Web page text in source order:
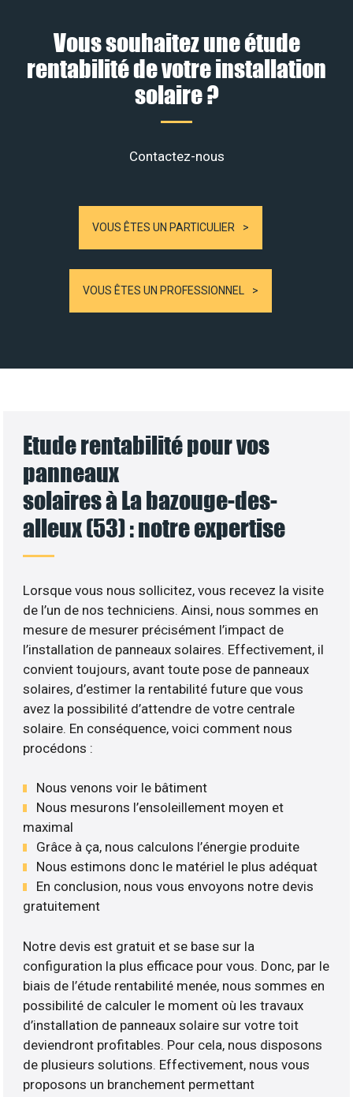
Vous souhaitez une étude
rentabilité de votre installation
solaire ?
Contactez-nous
VOUS ÊTES UN PARTICULIER
VOUS ÊTES UN PROFESSIONNEL
Etude rentabilité pour vos
panneaux
solaires à La bazouge-des-
alleux (53) : notre expertise
Lorsque vous nous sollicitez, vous recevez la visite
de l’un de nos techniciens. Ainsi, nous sommes en
mesure de mesurer précisément l’impact de
l’installation de panneaux solaires. Effectivement, il
convient toujours, avant toute pose de panneaux
solaires, d’estimer la rentabilité future que vous
avez la possibilité d’attendre de votre centrale
solaire. En conséquence, voici comment nous
procédons :
Nous venons voir le bâtiment
Nous mesurons l’ensoleillement moyen et
maximal
Grâce à ça, nous calculons l’énergie produite
Nous estimons donc le matériel le plus adéquat
En conclusion, nous vous envoyons notre devis
gratuitement
Notre devis est gratuit et se base sur la
configuration la plus efficace pour vous. Donc, par le
biais de l’étude rentabilité menée, nous sommes en
possibilité de calculer le moment où les travaux
d’installation de panneaux solaire sur votre toit
deviendront profitables. Pour cela, nous disposons
de plusieurs solutions. Effectivement, nous vous
proposons un branchement permettant